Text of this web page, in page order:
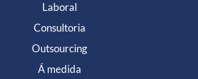
Laboral
Consultoria
Outsourcing
Á medida